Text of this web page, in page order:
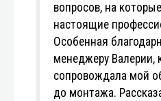
вопросов, на
настоящие
Особенная
менеджеру Валерии,
сопровождала мой
до монтажа.